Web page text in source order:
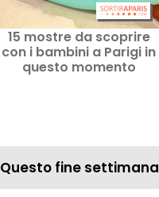
15 mostre da scoprire
con i bambini a Parigi in
questo momento
Questo fine settimana